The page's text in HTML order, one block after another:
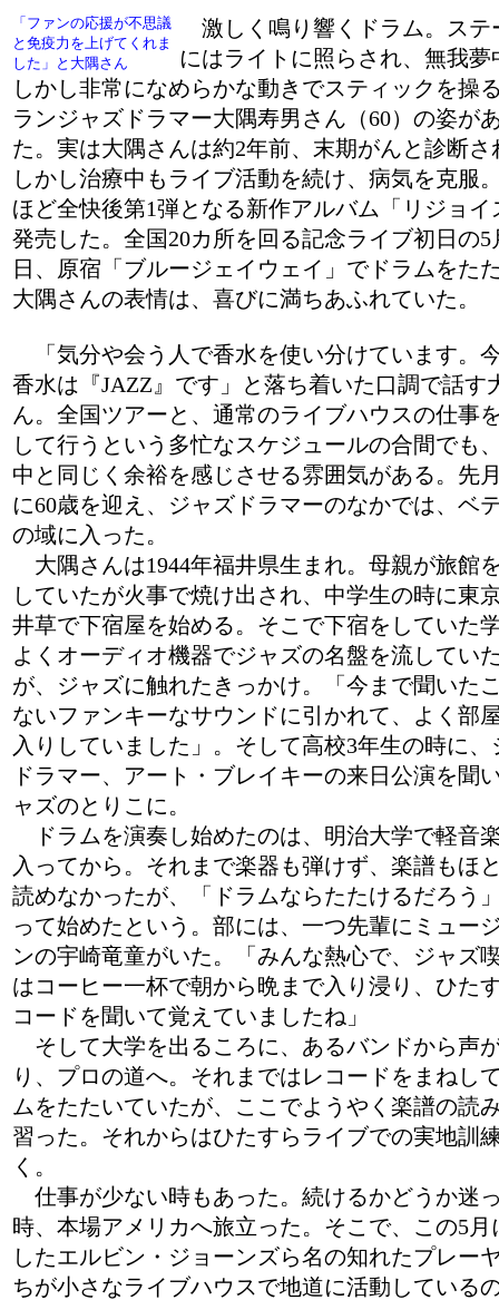
「ファンの応援が不思議
と免疫力を上げてくれま
した」と大隅さん
激しく鳴り響くドラム。ステ
にはライトに照らされ、無我夢
しかし非常になめらかな動きでスティックを操
ランジャズドラマー大隅寿男さん（60）の姿が
た。実は大隅さんは約2年前、末期がんと診断さ
しかし治療中もライブ活動を続け、病気を克服
ほど全快後第1弾となる新作アルバム「リジョイ
発売した。全国20カ所を回る記念ライブ初日の5
日、原宿「ブルージェイウェイ」でドラムをた
大隅さんの表情は、喜びに満ちあふれていた。
「気分や会う人で香水を使い分けています。
香水は『JAZZ』です」と落ち着いた口調で話す
ん。全国ツアーと、通常のライブハウスの仕事
して行うという多忙なスケジュールの合間でも
中と同じく余裕を感じさせる雰囲気がある。先
に60歳を迎え、ジャズドラマーのなかでは、ベ
の域に入った。
大隅さんは1944年福井県生まれ。母親が旅館
していたが火事で焼け出され、中学生の時に東
井草で下宿屋を始める。そこで下宿をしていた
よくオーディオ機器でジャズの名盤を流してい
が、ジャズに触れたきっかけ。「今まで聞いた
ないファンキーなサウンドに引かれて、よく部
入りしていました」。そして高校3年生の時に、
ドラマー、アート・ブレイキーの来日公演を聞
ャズのとりこに。
ドラムを演奏し始めたのは、明治大学で軽音
入ってから。それまで楽器も弾けず、楽譜もほ
読めなかったが、「ドラムならたたけるだろう
って始めたという。部には、一つ先輩にミュー
ンの宇崎竜童がいた。「みんな熱心で、ジャズ
はコーヒー一杯で朝から晩まで入り浸り、ひた
コードを聞いて覚えていましたね」
そして大学を出るころに、あるバンドから声
り、プロの道へ。それまではレコードをまねし
ムをたたいていたが、ここでようやく楽譜の読
習った。それからはひたすらライブでの実地訓
く。
仕事が少ない時もあった。続けるかどうか迷
時、本場アメリカへ旅立った。そこで、この5月
したエルビン・ジョーンズら名の知れたプレー
ちが小さなライブハウスで地道に活動している